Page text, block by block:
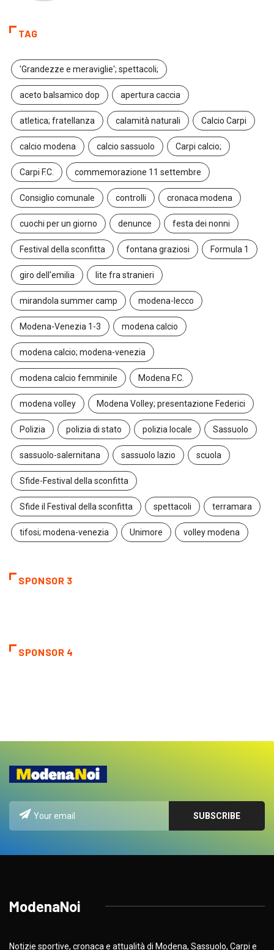
TAG
'Grandezze e meraviglie'; spettacoli;
aceto balsamico dop apertura caccia
atletica; fratellanza calamità naturali Calcio Carpi
calcio modena calcio sassuolo Carpi calcio;
Carpi F.C. commemorazione 11 settembre
Consiglio comunale controlli cronaca modena
cuochi per un giorno denunce festa dei nonni
Festival della sconfitta fontana graziosi Formula 1
giro dell'emilia lite fra stranieri
mirandola summer camp modena-lecco
Modena-Venezia 1-3 modena calcio
modena calcio; modena-venezia
modena calcio femminile Modena F.C.
modena volley Modena Volley; presentazione Federici
Polizia polizia di stato polizia locale Sassuolo
sassuolo-salernitana sassuolo lazio scuola
Sfide-Festival della sconfitta
Sfide il Festival della sconfitta spettacoli terramara
tifosi; modena-venezia Unimore volley modena
SPONSOR 3
SPONSOR 4
ModenaNoi
Notizie sportive, cronaca e attualità di Modena, Sassuolo, Carpi e